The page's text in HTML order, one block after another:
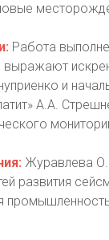
Работа
выражают
и
А.А.
Журавлева
развития